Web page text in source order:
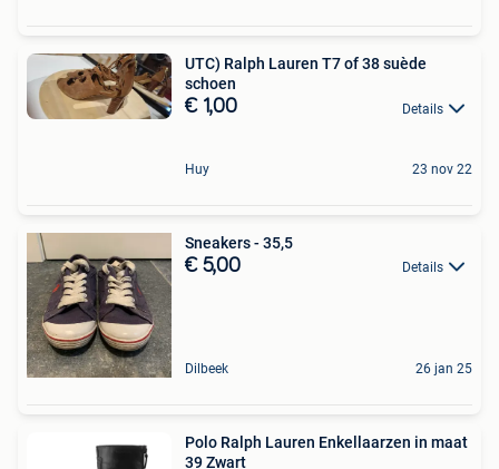
UTC) Ralph Lauren T7 of 38 suède
schoen
€ 1,00 Details
Huy 23 nov 22
Sneakers - 35,5
€ 5,00 Details
Dilbeek 26 jan 25
Polo Ralph Lauren Enkellaarzen in maat
39 Zwart